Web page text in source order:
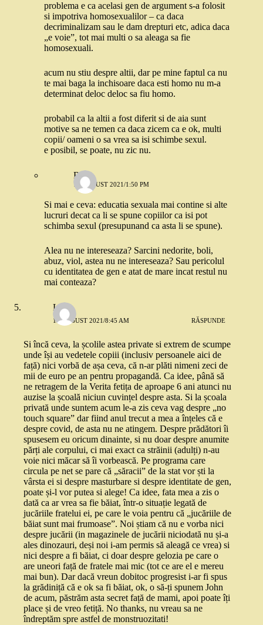
problema e ca acelasi gen de argument s-a folosit
si impotriva homosexualilor – ca daca
decriminalizam sau le dam drepturi etc, adica daca
„e voie”, tot mai multi o sa aleaga sa fie
homosexuali.
acum nu stiu despre altii, dar pe mine faptul ca nu
te mai baga la inchisoare daca esti homo nu m-a
determinat deloc deloc sa fiu homo.
probabil ca la altii a fost diferit si de aia sunt
motive sa ne temen ca daca zicem ca e ok, multi
copii/ oameni o sa vrea sa isi schimbe sexul.
e posibil, se poate, nu zic nu.
Robo
19 AUGUST 2021/1:50 PM
Si mai e ceva: educatia sexuala mai contine si alte
lucruri decat ca li se spune copiilor ca isi pot
schimba sexul (presupunand ca asta li se spune).
Alea nu ne intereseaza? Sarcini nedorite, boli,
abuz, viol, astea nu ne intereseaza? Sau pericolul
cu identitatea de gen e atat de mare incat restul nu
mai conteaza?
Lia
19 AUGUST 2021/8:45 AM RĂSPUNDE
Si încă ceva, la școlile astea private si extrem de scumpe
unde își au vedetele copiii (inclusiv persoanele aici de
față) nici vorbă de așa ceva, că n-ar plăti nimeni zeci de
mii de euro pe an pentru propagandă. Ca idee, până să
ne retragem de la Verita fetița de aproape 6 ani atunci nu
auzise la școală niciun cuvințel despre asta. Si la școala
privată unde suntem acum le-a zis ceva vag despre „no
touch square” dar fiind anul trecut a mea a înțeles că e
despre covid, de asta nu ne atingem. Despre prădători îi
spusesem eu oricum dinainte, si nu doar despre anumite
părți ale corpului, ci mai exact ca străinii (adulți) n-au
voie nici măcar să îi vorbească. Pe programa care
circula pe net se pare că „săracii” de la stat vor ști la
vârsta ei si despre masturbare si despre identitate de gen,
poate și-l vor putea si alege! Ca idee, fata mea a zis o
dată ca ar vrea sa fie băiat, într-o situație legată de
jucăriile fratelui ei, pe care le voia pentru că „jucăriile de
băiat sunt mai frumoase”. Noi știam că nu e vorba nici
despre jucării (in magazinele de jucării niciodată nu și-a
ales dinozauri, deși noi i-am permis să aleagă ce vrea) si
nici despre a fi băiat, ci doar despre gelozia pe care o
are uneori față de fratele mai mic (tot ce are el e mereu
mai bun). Dar dacă vreun dobitoc progresist i-ar fi spus
la grădiniță că e ok sa fi băiat, ok, o să-ți spunem John
de acum, păstrăm asta secret față de mami, apoi poate îți
place și de vreo fetiță. No thanks, nu vreau sa ne
îndreptăm spre astfel de monstruozitati!